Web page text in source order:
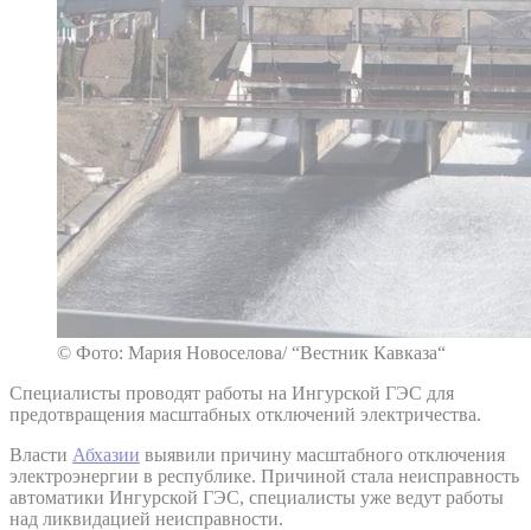
© Фото: Мария Новоселова/ “Вестник Кавказа“
Специалисты проводят работы на Ингурской ГЭС для
предотвращения масштабных отключений электричества.
Власти Абхазии выявили причину масштабного отключения
электроэнергии в республике. Причиной стала неисправность
автоматики Ингурской ГЭС, специалисты уже ведут работы
над ликвидацией неисправности.